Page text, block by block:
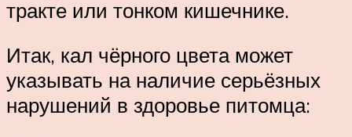
тракте или тонком кишечнике.
Итак, кал чёрного цвета может
указывать на наличие серьёзных
нарушений в здоровье питомца: